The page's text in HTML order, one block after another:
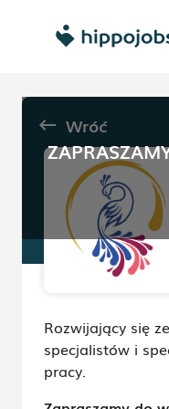
keyboard_backspace Wróć
Rozwijający się
specjalistów i
pracy.